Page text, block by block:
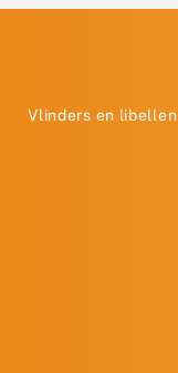
Vlinders en libellen